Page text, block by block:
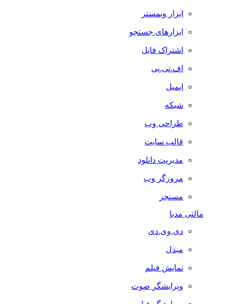
ابزار وبمستر
ابزارهای جستجو
اشتراک فایل
اف.تی.پی
ایمیل
شبکه
طراحی وب
قالب سایت
مدیریت دانلود
مرورگر وب
مسنجر
مالتی مدیا
دی.وی.دی
مبدل
نمایش فیلم
ویرایشگر صوت